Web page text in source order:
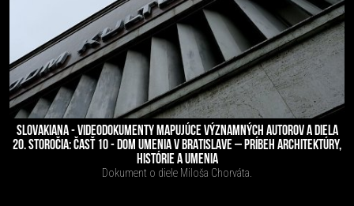
SLOVAKIANA - VIDEODOKUMENTY MAPUJÚCE VÝZNAMNÝCH AUTOROV A DIELA
20. STOROČIA: ČASŤ 10 - DOM UMENIA V BRATISLAVE – PRÍBEH ARCHITEKTÚRY,
HISTÓRIE A UMENIA
Dokument o diele Miloša Chorváta.